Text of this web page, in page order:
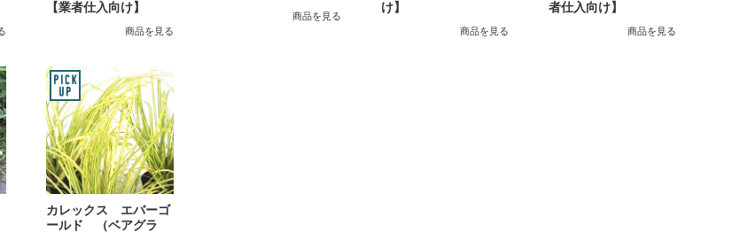
【業者仕入向け】
商品を見る
商品を見る
け】
商品を見る
者仕入向け】
商品を見る
カレックス エバーゴ
ールド （ベアグラ